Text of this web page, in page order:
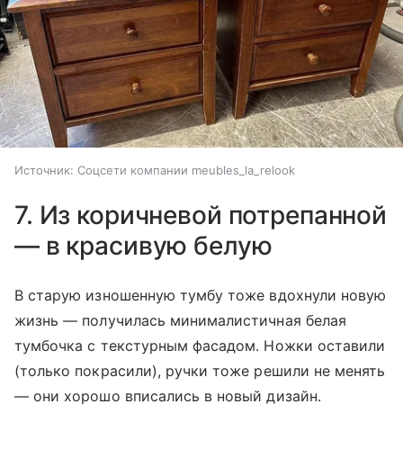
Источник: Соцсети компании meubles_la_relook
7. Из коричневой потрепанной
— в красивую белую
В старую изношенную тумбу тоже вдохнули новую
жизнь — получилась минималистичная белая
тумбочка с текстурным фасадом. Ножки оставили
(только покрасили), ручки тоже решили не менять
— они хорошо вписались в новый дизайн.